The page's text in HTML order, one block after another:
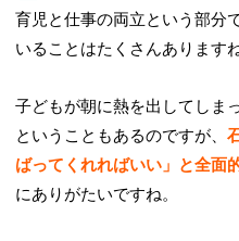
育児と仕事の両立という部分
いることはたくさんありますね
子どもが朝に熱を出してしま
ということもあるのですが、
ばってくれればいい」と全面
にありがたいですね。